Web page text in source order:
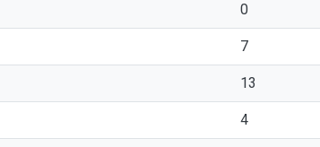
0
7
13
4